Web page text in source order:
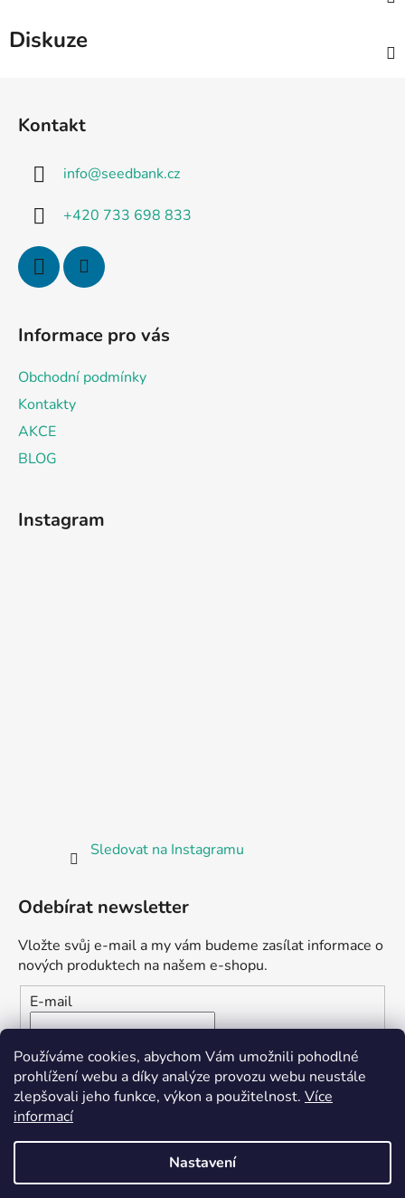
Používáme cookies, abychom Vám umožnili pohodlné
prohlížení webu a díky analýze provozu webu neustále
zlepšovali jeho funkce, výkon a použitelnost. Více
informací
Nastavení
Diskuze
Kontakt
info@seedbank.cz
+420 733 698 833
Informace pro vás
Obchodní podmínky
Kontakty
AKCE
BLOG
Instagram
Sledovat na Instagramu
Odebírat newsletter
Vložte svůj e-mail a my vám budeme zasílat informace o
nových produktech na našem e-shopu.
E-mail
Vložením e-mailu souhlasíte s
podmínkami ochrany
osobních údajů
PŘIHLÁSIT SE